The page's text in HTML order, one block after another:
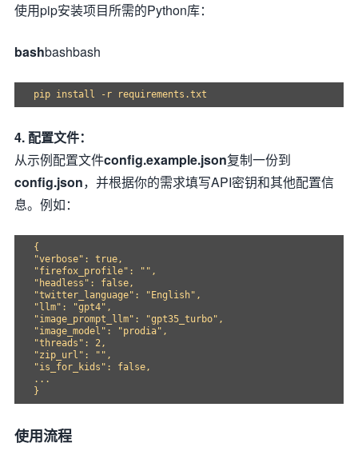
使用pip安装项目所需的Python库：
bashbashbash
4. 配置文件：
从示例配置文件config.example.json复制一份到
config.json，并根据你的需求填写API密钥和其他配置信
息。例如：
{
"verbose": true,
"firefox_profile": "",
"headless": false,
"twitter_language": "English",
"llm": "gpt4",
"image_prompt_llm": "gpt35_turbo",
"image_model": "prodia",
"threads": 2,
"zip_url": "",
"is_for_kids": false,
...
使用流程